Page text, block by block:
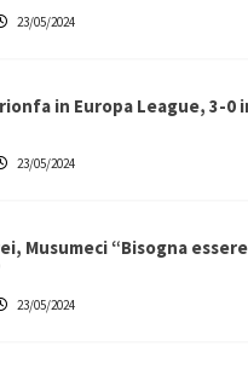
23/05/2024
in Europa League, 3-0
23/05/2024
Musumeci “Bisogna
23/05/2024